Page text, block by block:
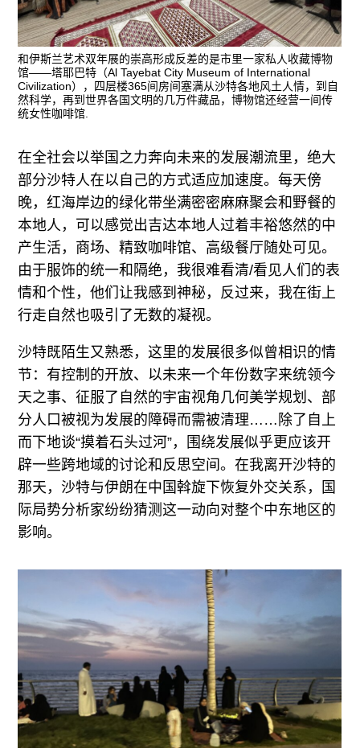
和伊斯兰艺术双年展的崇高形成反差的是市里一家私人收藏博物
馆——塔耶巴特（Al Tayebat City Museum of International
Civilization），四层楼365间房间塞满从沙特各地风土人情，到自
然科学，再到世界各国文明的几万件藏品，博物馆还经营一间传
统女性咖啡馆.
在全社会以举国之力奔向未来的发展潮流里，绝大
部分沙特人在以自己的方式适应加速度。每天傍
晚，红海岸边的绿化带坐满密密麻麻聚会和野餐的
本地人，可以感觉出吉达本地人过着丰裕悠然的中
产生活，商场、精致咖啡馆、高级餐厅随处可见。
由于服饰的统一和隔绝，我很难看清/看见人们的表
情和个性，他们让我感到神秘，反过来，我在街上
行走自然也吸引了无数的凝视。
沙特既陌生又熟悉，这里的发展很多似曾相识的情
节：有控制的开放、以未来一个年份数字来统领今
天之事、征服了自然的宇宙视角几何美学规划、部
分人口被视为发展的障碍而需被清理……除了自上
而下地谈“摸着石头过河”，围绕发展似乎更应该开
辟一些跨地域的讨论和反思空间。在我离开沙特的
那天，沙特与伊朗在中国斡旋下恢复外交关系，国
际局势分析家纷纷猜测这一动向对整个中东地区的
影响。